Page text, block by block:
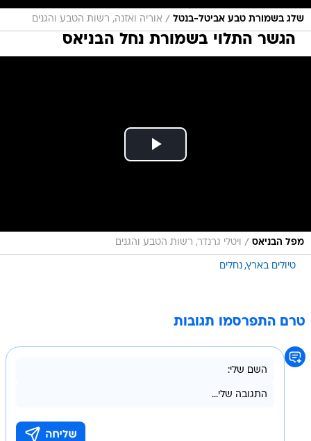
שלג בשמורת טבע אביטל-בנטל / אוריה ואזנה, רשות הטבע והגנים
הגשר התלוי בשמורת נחל הבניאס
מפל הבניאס / ויטלי גרנדר, רשות הטבע והגנים
טיולים בארץ נחלים
טרם התפרסמו תגובות